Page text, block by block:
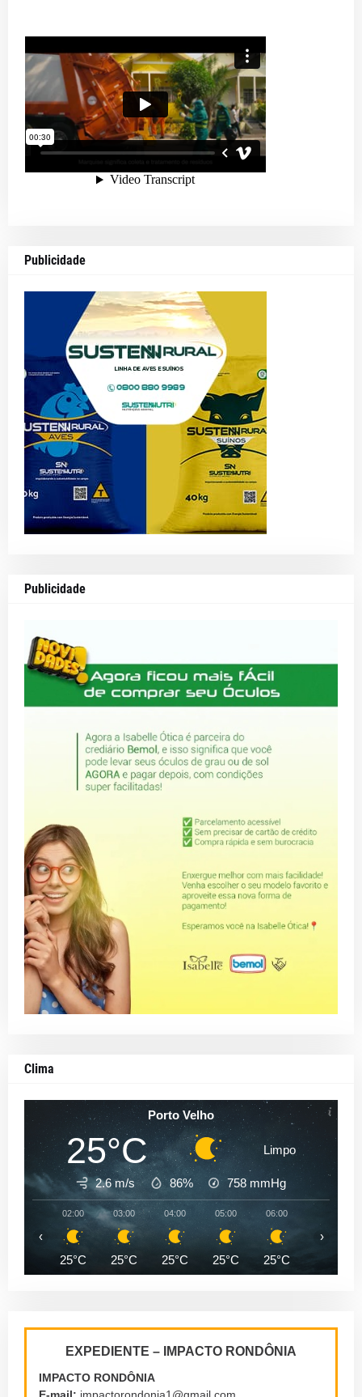
Publicidade
Publicidade
Clima
Porto Velho
25°C Limpo
2.6 m/s 86% 758 mmHg
02:00
25°C
03:00
25°C
04:00
25°C
05:00
25°C
06:00
25°C
‹ ›
EXPEDIENTE – IMPACTO RONDÔNIA
IMPACTO RONDÔNIA